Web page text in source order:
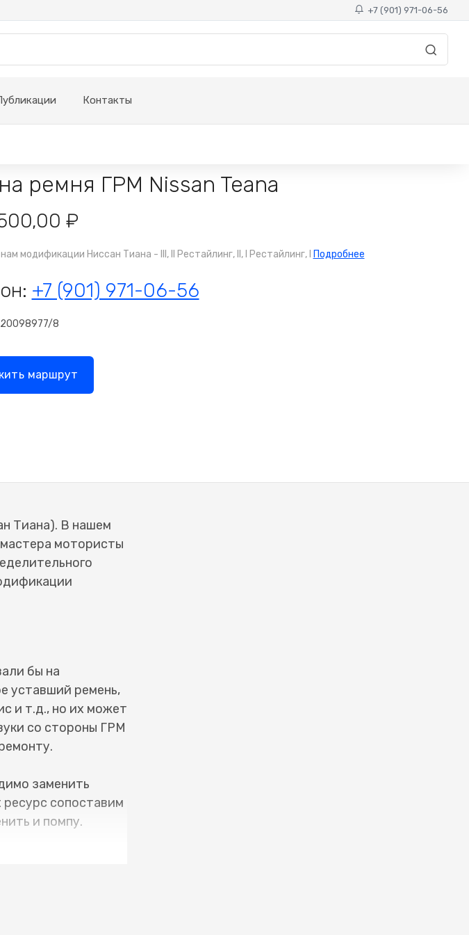
+7 (901) 971-06-56
Контакты
ремня ГРМ Nissan Teana
₽
модификации Ниссан Тиана - III, II Рестайлинг, II, I Рестайлинг, I Подробнее
+7 (901) 971-06-56
8
маршрут
Тиана). В нашем
мотористы
бы на
уставший ремень,
и т.д., но их может
со стороны ГРМ
заменить
сопоставим
и помпу.
автомобиль